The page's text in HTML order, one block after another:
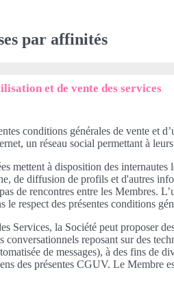
par affinités
et de vente des services
conditions générales de vente
un réseau social permettant à
mettent à disposition des
de diffusion de profils et d'autres
de rencontres entre les Membres.
le respect des présentes conditions
Services, la Société peut proposer
conversationnels reposant sur des
de messages), à des fins de
des présentes CGUV. Le